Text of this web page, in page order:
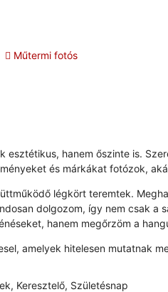
Műtermi fotós
esztétikus, hanem őszinte is.
és márkákat fotózok,
légkört teremtek.
dolgozom, így nem csak a
hanem megőrzöm a
amelyek hitelesen mutatnak
Keresztelő, Születésnap